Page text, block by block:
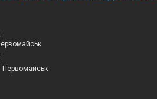
Первомайськ